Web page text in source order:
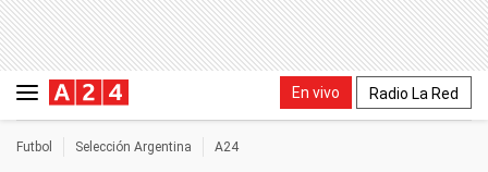
En vivo Radio La Red
Futbol Selección Argentina A24